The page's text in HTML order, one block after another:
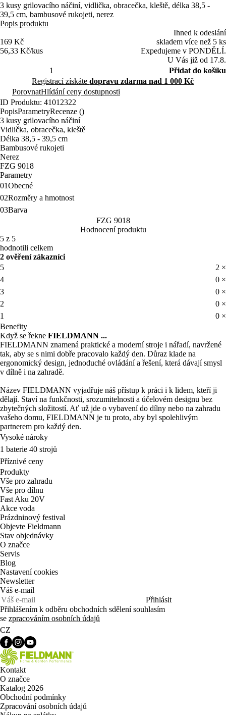
3 kusy grilovacího náčiní, vidlička, obracečka, kleště, délka 38,5 -
39,5 cm, bambusové rukojeti, nerez
Popis produktu
169 Kč
56,33 Kč/kus
Ihned k odeslání
skladem více než 5 ks
Expedujeme v PONDĚLÍ.
U Vás již od 17.8.
Přidat do košíku
Registrací získátedopravu zdarma nad 1 000 Kč
PorovnatHlídání ceny dostupnosti
ID Produktu: 41012322
PopisParametryRecenze ()
3 kusy grilovacího náčiní
Vidlička, obracečka, kleště
Délka 38,5 - 39,5 cm
Bambusové rukojeti
Nerez
FZG 9018
Parametry
01Obecné
02Rozměry a hmotnost
03Barva
FZG 9018
Hodnocení produktu
5 z 5
hodnotili celkem
2 ověření zákazníci
5
2 ×
4
0 ×
3
0 ×
2
0 ×
1
0 ×
Benefity
Když se řekne FIELDMANN ...
FIELDMANN znamená praktické a moderní stroje i nářadí, navržené
tak, aby se s nimi dobře pracovalo každý den. Důraz klade na
ergonomický design, jednoduché ovládání a řešení, která dávají smysl
v dílně i na zahradě.
Název FIELDMANN vyjadřuje náš přístup k práci i k lidem, kteří ji
dělají. Staví na funkčnosti, srozumitelnosti a účelovém designu bez
zbytečných složitostí. Ať už jde o vybavení do dílny nebo na zahradu
vašeho domu, FIELDMANN je tu proto, aby byl spolehlivým
partnerem pro každý den.
Vysoké nároky
1 baterie 40 strojů
Příznivé ceny
Produkty
Vše pro zahradu
Vše pro dílnu
Fast Aku 20V
Akce voda
Prázdninový festival
Objevte Fieldmann
Stav objednávky
O značce
Servis
Blog
Nastavení cookies
Newsletter
Váš e-mail
Přihlásit
Přihlášením k odběru obchodních sdělení souhlasím
se zpracováním osobních údajů
CZ
Kontakt
O značce
Katalog 2026
Obchodní podmínky
Zpracování osobních údajů